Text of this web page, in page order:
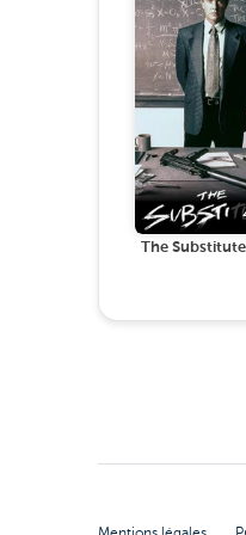
The Substitute